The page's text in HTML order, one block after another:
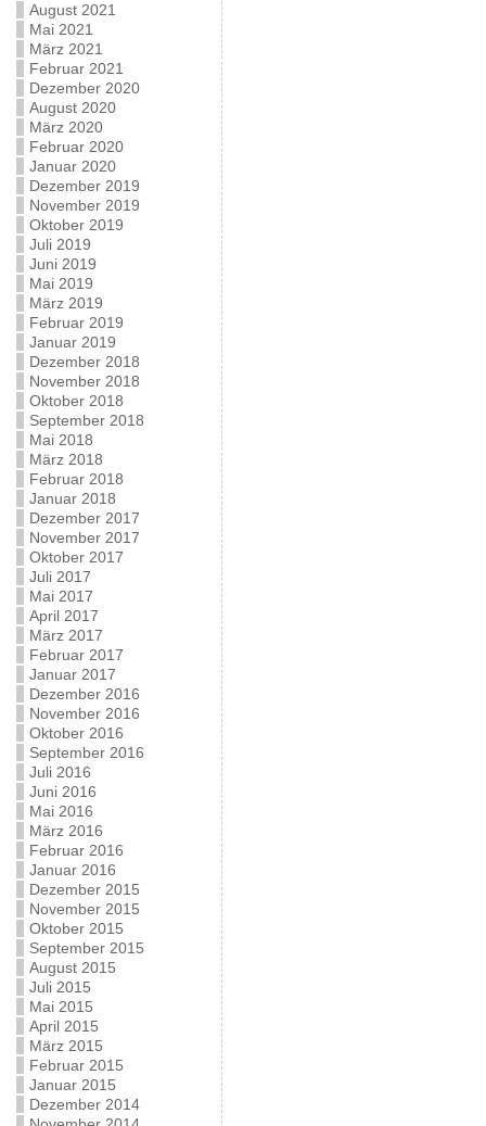
August 2021
Mai 2021
März 2021
Februar 2021
Dezember 2020
August 2020
März 2020
Februar 2020
Januar 2020
Dezember 2019
November 2019
Oktober 2019
Juli 2019
Juni 2019
Mai 2019
März 2019
Februar 2019
Januar 2019
Dezember 2018
November 2018
Oktober 2018
September 2018
Mai 2018
März 2018
Februar 2018
Januar 2018
Dezember 2017
November 2017
Oktober 2017
Juli 2017
Mai 2017
April 2017
März 2017
Februar 2017
Januar 2017
Dezember 2016
November 2016
Oktober 2016
September 2016
Juli 2016
Juni 2016
Mai 2016
März 2016
Februar 2016
Januar 2016
Dezember 2015
November 2015
Oktober 2015
September 2015
August 2015
Juli 2015
Mai 2015
April 2015
März 2015
Februar 2015
Januar 2015
Dezember 2014